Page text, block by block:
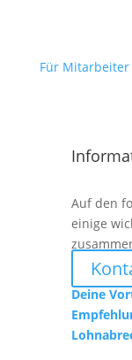
Für Mitarbeiter
Auf den
einige
Deine